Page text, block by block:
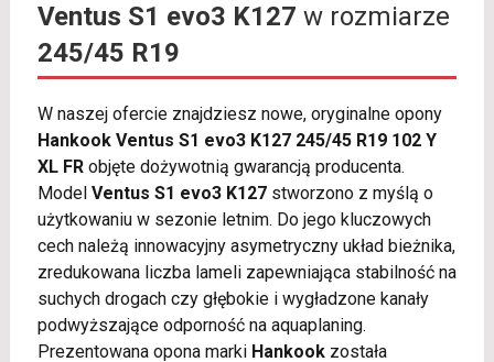
Ventus S1 evo3 K127 w rozmiarze
245/45 R19
W naszej ofercie znajdziesz nowe, oryginalne opony
Hankook Ventus S1 evo3 K127 245/45 R19 102 Y
XL FRobjęte dożywotnią gwarancją producenta.
Model Ventus S1 evo3 K127stworzono z myślą o
użytkowaniu w sezonie letnim. Do jego kluczowych
cech należą innowacyjny asymetryczny układ bieżnika,
zredukowana liczba lameli zapewniająca stabilność na
suchych drogach czy głębokie i wygładzone kanały
podwyższające odporność na aquaplaning.
Prezentowana opona marki Hankookzostała